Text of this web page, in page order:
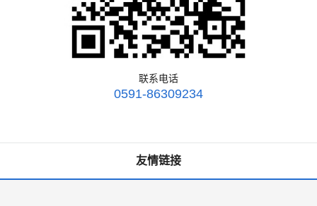
联系电话
0591-86309234
友情链接